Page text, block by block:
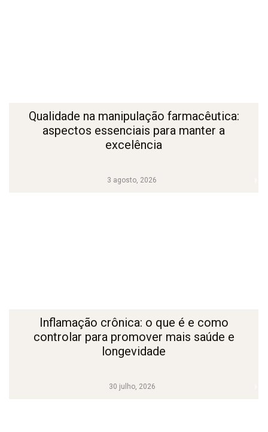
3 agosto, 2026
Qualidade na manipulação farmacêutica:
aspectos essenciais para manter a
excelência
30 julho, 2026
Inflamação crônica: o que é e como
controlar para promover mais saúde e
longevidade